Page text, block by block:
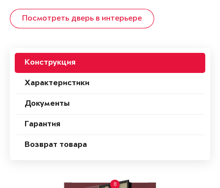
Посмотреть дверь в интерьере
Конструкция
Характеристики
Документы
Гарантия
Возврат товара
8